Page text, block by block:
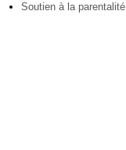
Soutien à la parentalité